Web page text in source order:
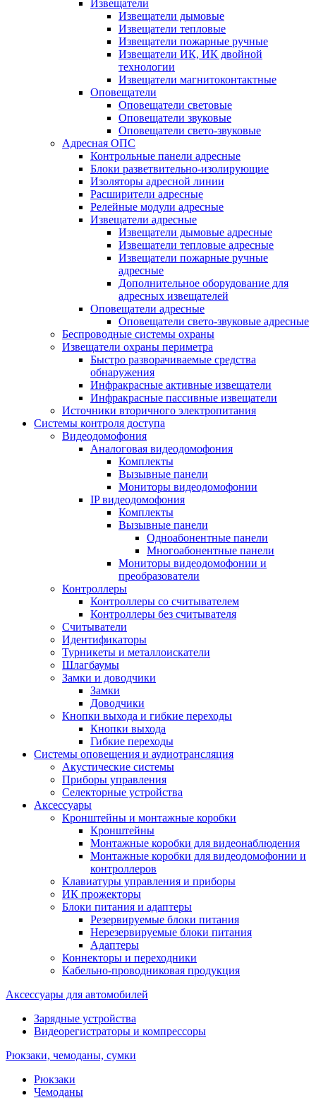
Извещатели
Извещатели дымовые
Извещатели тепловые
Извещатели пожарные ручные
Извещатели ИК, ИК двойной
технологии
Извещатели магнитоконтактные
Оповещатели
Оповещатели световые
Оповещатели звуковые
Оповещатели свето-звуковые
Адресная ОПС
Контрольные панели адресные
Блоки разветвительно-изолирующие
Изоляторы адресной линии
Расширители адресные
Релейные модули адресные
Извещатели адресные
Извещатели дымовые адресные
Извещатели тепловые адресные
Извещатели пожарные ручные
адресные
Дополнительное оборудование для
адресных извещателей
Оповещатели адресные
Оповещатели свето-звуковые адресные
Беспроводные системы охраны
Извещатели охраны периметра
Быстро разворачиваемые средства
обнаружения
Инфракрасные активные извещатели
Инфракрасные пассивные извещатели
Источники вторичного электропитания
Системы контроля доступа
Видеодомофония
Аналоговая видеодомофония
Комплекты
Вызывные панели
Мониторы видеодомофонии
IP видеодомофония
Комплекты
Вызывные панели
Одноабонентные панели
Многоабонентные панели
Мониторы видеодомофонии и
преобразователи
Контроллеры
Контроллеры со считывателем
Контроллеры без считывателя
Считыватели
Идентификаторы
Турникеты и металлоискатели
Шлагбаумы
Замки и доводчики
Замки
Доводчики
Кнопки выхода и гибкие переходы
Кнопки выхода
Гибкие переходы
Системы оповещения и аудиотрансляция
Акустические системы
Приборы управления
Селекторные устройства
Аксессуары
Кронштейны и монтажные коробки
Кронштейны
Монтажные коробки для видеонаблюдения
Монтажные коробки для видеодомофонии и
контроллеров
Клавиатуры управления и приборы
ИК прожекторы
Блоки питания и адаптеры
Резервируемые блоки питания
Нерезервируемые блоки питания
Адаптеры
Коннекторы и переходники
Кабельно-проводниковая продукция
Аксессуары для автомобилей
Зарядные устройства
Видеорегистраторы и компрессоры
Рюкзаки, чемоданы, сумки
Рюкзаки
Чемоданы